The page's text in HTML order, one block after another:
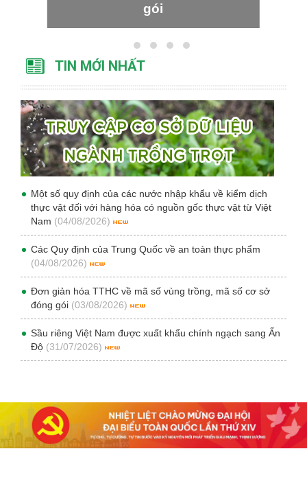
gói
TIN MỚI NHẤT
Một số quy định của các nước nhập khẩu về kiểm dịch
thực vật đối với hàng hóa có nguồn gốc thực vật từ Việt
Nam (04/08/2026)
Các Quy định của Trung Quốc về an toàn thực phẩm
(04/08/2026)
Đơn giản hóa TTHC về mã số vùng trồng, mã số cơ sở
đóng gói (03/08/2026)
Sầu riêng Việt Nam được xuất khẩu chính ngạch sang Ấn
Độ (31/07/2026)